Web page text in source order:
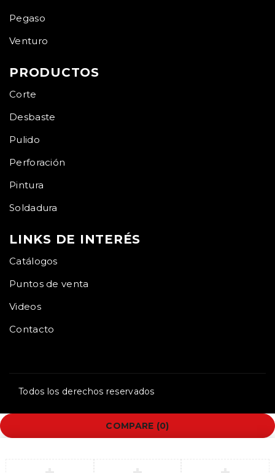
Pegaso
Venturo
PRODUCTOS
Corte
Desbaste
Pulido
Perforación
Pintura
Soldadura
LINKS DE INTERÉS
Catálogos
Puntos de venta
Videos
Contacto
Todos los derechos reservados
COMPARE (0)